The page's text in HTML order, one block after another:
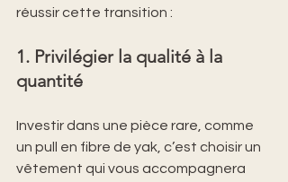
réussir cette transition :
1. Privilégier la qualité à la
quantité
Investir dans une pièce rare, comme
un pull en fibre de yak, c’est choisir un
vêtement qui vous accompagnera